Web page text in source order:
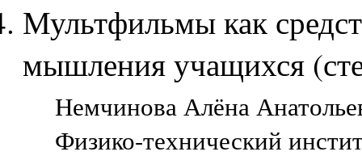
Мультфильмы как
мышления учащихся
Немчинова Алёна
Физико-технический